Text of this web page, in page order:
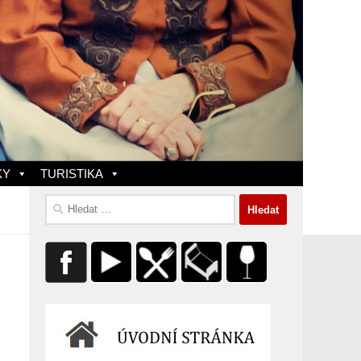
TURISTIKA
Vyhledávání